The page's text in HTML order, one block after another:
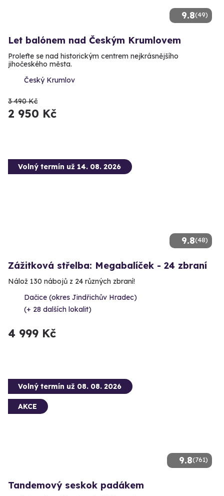
9.8(49)
Let balónem nad Českým Krumlovem
Proleťte se nad historickým centrem nejkrásnějšího
jihočeského města.
Český Krumlov
3 490 Kč
2 950 Kč
9.8(48)
Volný termín už 14. 08. 2026
Zážitková střelba: Megabalíček - 24 zbraní
Nálož 130 nábojů z 24 různých zbraní!
Dačice (okres Jindřichův Hradec)
(+ 28 dalších lokalit)
4 999 Kč
9.8(761)
Volný termín už 08. 08. 2026
AKCE
Tandemový seskok padákem